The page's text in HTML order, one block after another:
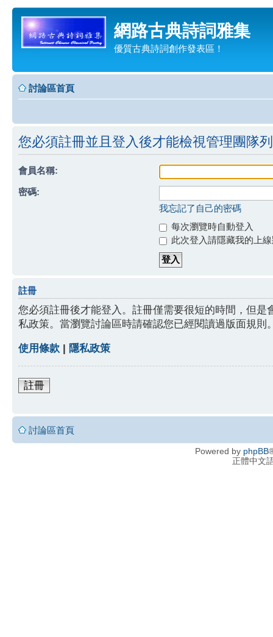
網路古典詩詞雅集
優質古典詩詞創作發表區！
討論區首頁
您必須註冊並且登入後才能檢視管理團隊
會員名稱:
密碼:
我忘記了自己的密碼
每次瀏覽時自動登入
此次登入請隱藏我的上
註冊
您必須註冊後才能登入。註冊僅需要很短的時間，但
私政策。當瀏覽討論區時請確認您已經閱讀過版面規則
使用條款 | 隱私政策
註冊
討論區首頁
Powered by phpBB
正體中文